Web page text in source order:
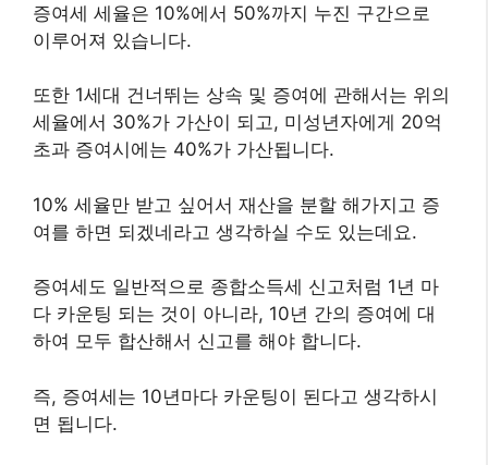
증여세 세율은 10%에서 50%까지 누진 구간으로
이루어져 있습니다.
또한 1세대 건너뛰는 상속 및 증여에 관해서는 위의
세율에서 30%가 가산이 되고, 미성년자에게 20억
초과 증여시에는 40%가 가산됩니다.
10% 세율만 받고 싶어서 재산을 분할 해가지고 증
여를 하면 되겠네라고 생각하실 수도 있는데요.
증여세도 일반적으로 종합소득세 신고처럼 1년 마
다 카운팅 되는 것이 아니라, 10년 간의 증여에 대
하여 모두 합산해서 신고를 해야 합니다.
즉, 증여세는 10년마다 카운팅이 된다고 생각하시
면 됩니다.